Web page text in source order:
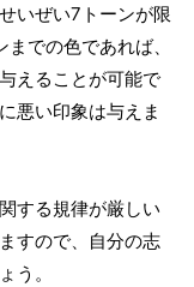
いぜい7トーンが限
での色であれば、
えることが可能で
悪い印象は与えま
する規律が厳しい
すので、自分の志
う。